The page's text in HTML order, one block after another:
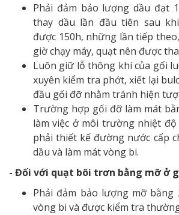
Phải đảm bảo lượng dầu đạt
thay dầu lần đầu tiên sau
được 150h, những lần tiếp
giờ chạy máy, quạt nên được
Luôn giữ lỗ thông khí của gối
xuyên kiểm tra phớt, xiết lại
đầu gối đỡ nhằm tránh hiện
Trường hợp gối đỡ làm mát
làm việc ở môi trường nhiệt độ
phải thiết kế đường nước cấp
dầu và làm mát vòng bi.
- Đối với quạt bôi trơn bằng mỡ ở
Phải đảm bảo lượng mỡ
vòng bi và được kiểm tra